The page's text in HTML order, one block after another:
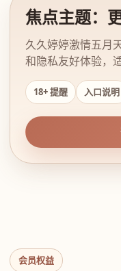
焦点主题：
久久婷婷激情五月
和隐私友好体验，
18+ 提醒 入口说明
会员权益